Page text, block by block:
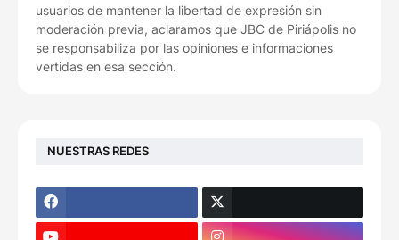
usuarios de mantener la libertad de expresión sin
moderación previa, aclaramos que JBC de Piriápolis no
se responsabiliza por las opiniones e informaciones
vertidas en esa sección.
NUESTRAS REDES